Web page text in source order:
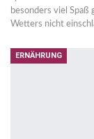
besonders viel Spaß
Wetters nicht
ERNÄHRUNG